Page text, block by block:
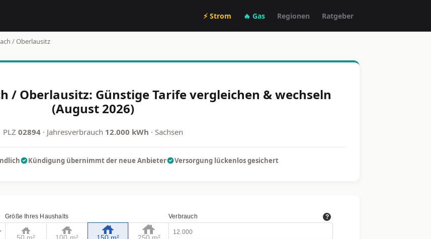
⚡ Strom 🔥 Gas Regionen Ratgeber
/ Oberlausitz
/ Oberlausitz: Günstige Tarife vergleichen & wechseln
(August 2026)
PLZ 02894 · Jahresverbrauch 12.000 kWh · Sachsen
Kündigung übernimmt der neue Anbieter Versorgung lückenlos gesichert